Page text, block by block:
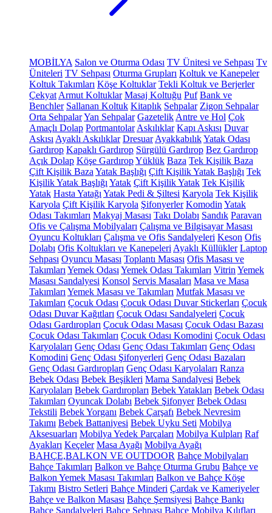
MOBİLYA Salon ve Oturma Odası TV Ünitesi ve Sehpası Tv
Üniteleri TV Sehpası Oturma Grupları Koltuk ve Kanepeler
Koltuk Takımları Köşe Koltuklar Tekli Koltuk ve Berjerler
Çekyat Armut Koltuklar Masaj Koltuğu Puf Bank ve
Benchler Sallanan Koltuk Kitaplık Sehpalar Zigon Sehpalar
Orta SehpalarYan Sehpalar Gazetelik Antre ve Hol Çok
Amaçlı Dolap Portmantolar Askılıklar Kapı Askısı Duvar
Askısı Ayaklı Askılıklar Dresuar AyakkabılıkYatak Odası
Gardırop Kapaklı Gardırop Sürgülü Gardırop Bez Gardırop
Açık Dolap Köşe GardıropYüklük Baza Tek Kişilik Baza
Çift Kişilik Baza Yatak Başlığı Çift Kişilik Yatak Başlığı Tek
Kişilik Yatak Başlığı Yatak Çift Kişilik Yatak Tek Kişilik
Yatak Hasta Yatağı Yatak Pedi & Şiltesi Karyola Tek Kişilik
Karyola Çift Kişilik Karyola Şifonyerler Komodin Yatak
Odası Takımları Makyaj Masası Takı Dolabı Sandık Paravan
Ofis ve Çalışma Mobilyaları Çalışma ve Bilgisayar Masası
Oyuncu Koltukları Çalışma ve Ofis Sandalyeleri Keson Ofis
Dolabı Ofis Koltukları ve Kanepeleri Ayaklı Küllükler Laptop
Sehpası Oyuncu Masası Toplantı Masası Ofis Masası ve
Takımları Yemek Odası Yemek Odası Takımları Vitrin Yemek
Masası Sandalyesi Konsol Servis Masaları Masa ve Masa
Takımları Yemek Masası ve Takımları Mutfak Masası ve
Takımları Çocuk Odası Çocuk Odası Duvar Stickerları Çocuk
Odası Duvar Kağıtları Çocuk Odası Sandalyeleri Çocuk
Odası Gardıropları Çocuk Odası Masası Çocuk Odası Bazası
Çocuk Odası Takımları Çocuk Odası Komodini Çocuk Odası
Karyolaları Genç Odası Genç Odası Takımları Genç Odası
Komodini Genç Odası Şifonyerleri Genç Odası Bazaları
Genç Odası Gardıropları Genç Odası Karyolaları Ranza
Bebek Odası Bebek Beşikleri Mama Sandalyesi Bebek
Karyolaları Bebek Gardıropları Bebek Yatakları Bebek Odası
Takımları Oyuncak Dolabı Bebek Şifonyer Bebek Odası
Tekstili Bebek Yorganı Bebek Çarşafı Bebek Nevresim
Takımı Bebek Battaniyesi Bebek Uyku Seti Mobilya
Aksesuarları Mobilya Yedek Parçaları Mobilya Kulpları Raf
Ayakları Keçeler Masa Ayağı Mobilya Ayağı
BAHÇE,BALKON VE OUTDOOR Bahçe Mobilyaları
Bahçe Takımları Balkon ve Bahçe Oturma Grubu Bahçe ve
Balkon Yemek Masası Takımları Balkon ve Bahçe Köşe
Takımı Bistro Setleri Bahçe Minderi Çardak ve Kameriyeler
Bahçe ve Balkon Masası Bahçe Şemsiyesi Bahçe Bankı
Bahçe Sandalyeleri Bahçe Sehpası Bahçe Mobilya Kılıfları